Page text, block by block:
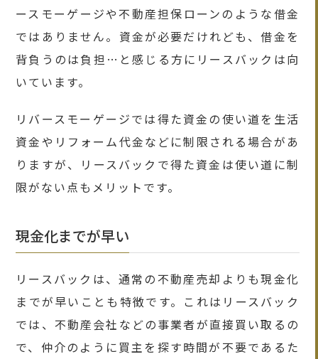
ースモーゲージや不動産担保ローンのような借金
ではありません。資金が必要だけれども、借金を
背負うのは負担…と感じる方にリースバックは向
いています。
リバースモーゲージでは得た資金の使い道を生活
資金やリフォーム代金などに制限される場合があ
りますが、リースバックで得た資金は使い道に制
限がない点もメリットです。
現金化までが早い
リースバックは、通常の不動産売却よりも現金化
までが早いことも特徴です。これはリースバック
では、不動産会社などの事業者が直接買い取るの
で、仲介のように買主を探す時間が不要であるた